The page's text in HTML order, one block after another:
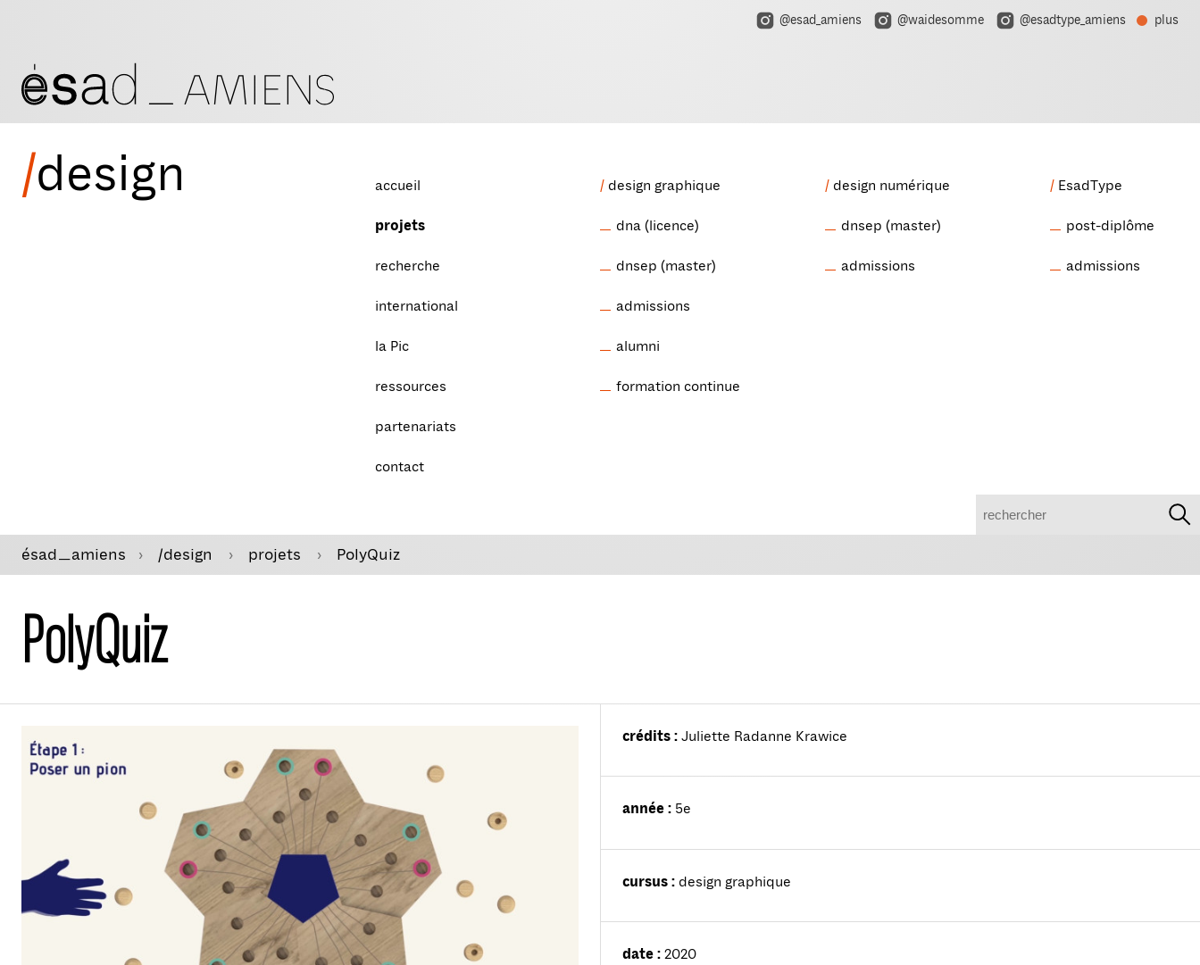
@esad_amiens @waidesomme @esadtype_amiens plus
/design accueil
projets
recherche
international
la Pic
ressources
partenariats
contact
design graphique
dna (licence)
dnsep (master)
admissions
alumni
formation continue
design numérique
dnsep (master)
admissions
EsadType
post-diplôme
admissions
ésad—amiens /design projets PolyQuiz
PolyQuiz
crédits : Juliette Radanne Krawice
année : 5e
cursus : design graphique
date : 2020